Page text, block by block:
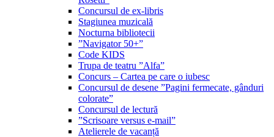
Concursul de ex-libris
Stagiunea muzicală
Nocturna bibliotecii
”Navigator 50+”
Code KIDS
Trupa de teatru ”Alfa”
Concurs – Cartea pe care o iubesc
Concursul de desene ”Pagini fermecate, gânduri
colorate”
Concursul de lectură
”Scrisoare versus e-mail”
Atelierele de vacanță